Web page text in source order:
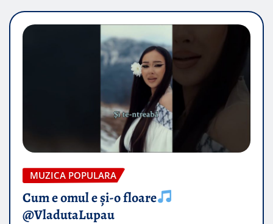
MUZICA POPULARA
Cum e omul e și-o floare
@VladutaLupau